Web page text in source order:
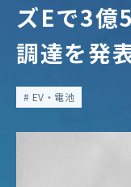
ズEで3億
調達を発
EV・電池